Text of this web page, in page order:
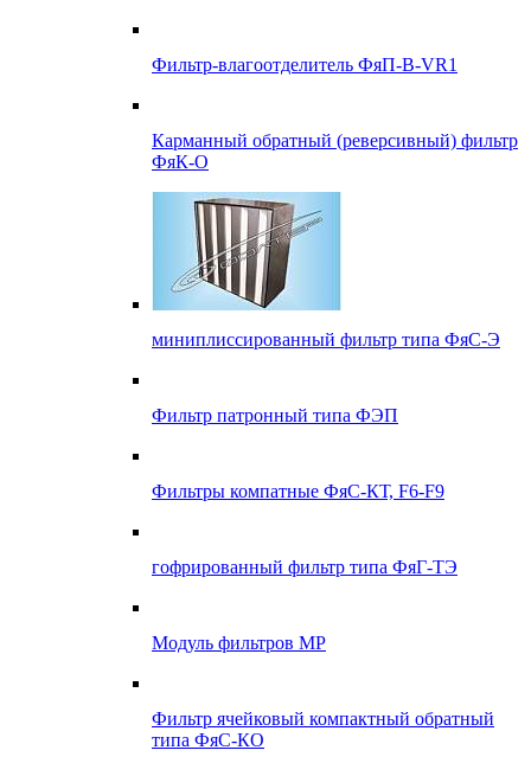
Фильтр-влагоотделитель ФяП-В-VR1
Карманный обратный (реверсивный) фильтр
ФяК-О
миниплиссированный фильтр типа ФяС-Э
Фильтр патронный типа ФЭП
Фильтры компатные ФяС-КТ, F6-F9
гофрированный фильтр типа ФяГ-ТЭ
Модуль фильтров МР
Фильтр ячейковый компактный обратный
типа ФяС-КО